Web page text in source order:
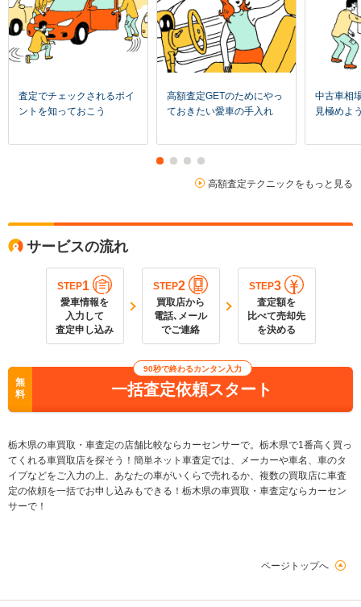
査定でチェックされるポイ
ントを知っておこう
高額査定GETのためにやっ
ておきたい愛車の手入れ
中古車相
見極めよ
高額査定テクニックをもっと見る
サービスの流れ
STEP1
愛車情報を
入力して
査定申し込み
STEP2
買取店から
電話､メール
でご連絡
STEP3
査定額を
比べて売却先
を決める
90秒で終わるカンタン入力
無
料
一括査定依頼スタート
栃木県の車買取・車査定の店舗比較ならカーセンサーで。栃木県で1番高く買っ
てくれる車買取店を探そう！簡単ネット車査定では、メーカーや車名、車のタ
イプなどをご入力の上、あなたの車がいくらで売れるか、複数の買取店に車査
定の依頼を一括でお申し込みもできる！栃木県の車買取・車査定ならカーセン
サーで！
ページトップへ